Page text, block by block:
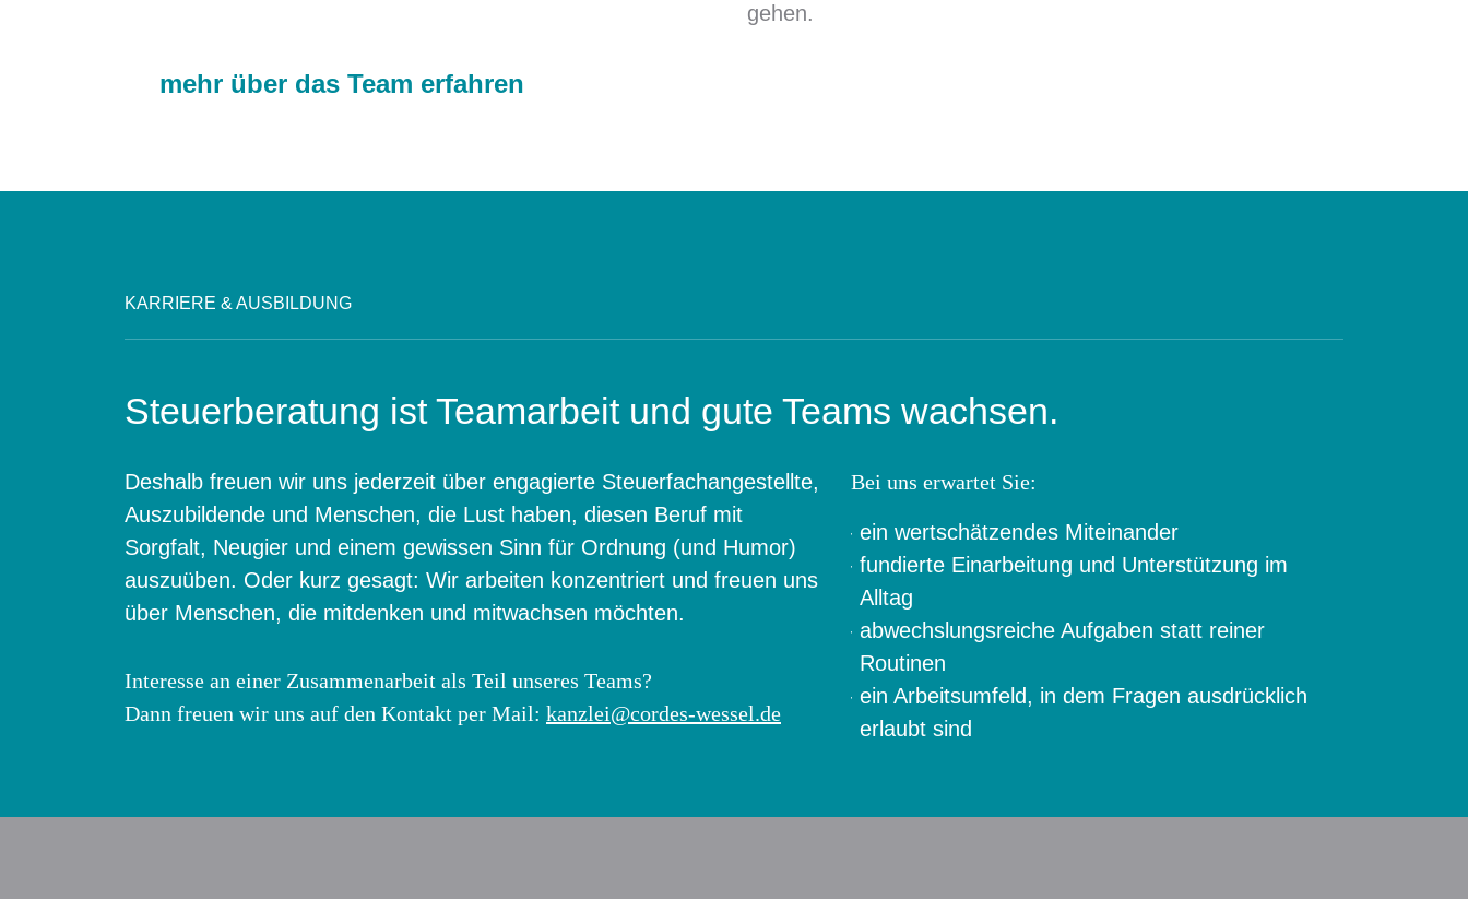
gehen.
mehr über das Team erfahren
KARRIERE & AUSBILDUNG
Steuerberatung ist Teamarbeit und gute Teams wachsen.
Deshalb freuen wir uns jederzeit über engagierte Steuerfachangestellte,
Auszubildende und Menschen, die Lust haben, diesen Beruf mit
Sorgfalt, Neugier und einem gewissen Sinn für Ordnung (und Humor)
auszuüben. Oder kurz gesagt: Wir arbeiten konzentriert und freuen uns
über Menschen, die mitdenken und mitwachsen möchten.
Interesse an einer Zusammenarbeit als Teil unseres Teams?
Dann freuen wir uns auf den Kontakt per Mail: kanzlei@cordes-wessel.de
Bei uns erwartet Sie:
ein wertschätzendes Miteinander
fundierte Einarbeitung und Unterstützung im
Alltag
abwechslungsreiche Aufgaben statt reiner
Routinen
ein Arbeitsumfeld, in dem Fragen ausdrücklich
erlaubt sind